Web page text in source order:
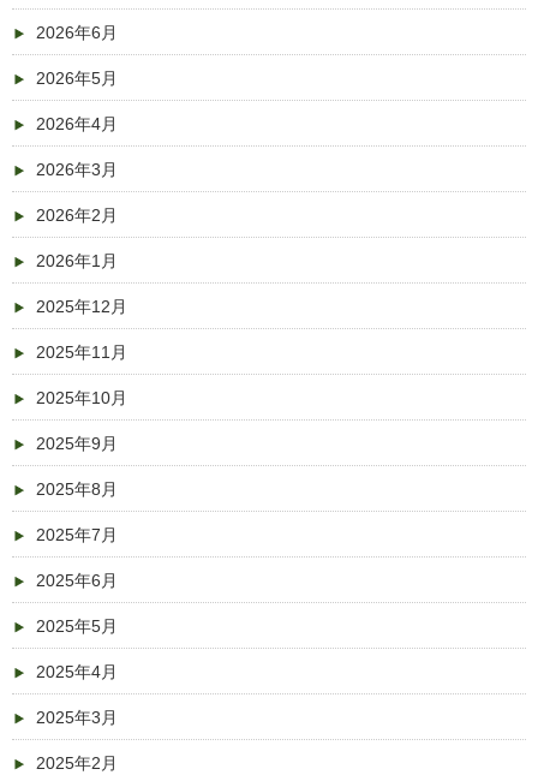
2026年6月
2026年5月
2026年4月
2026年3月
2026年2月
2026年1月
2025年12月
2025年11月
2025年10月
2025年9月
2025年8月
2025年7月
2025年6月
2025年5月
2025年4月
2025年3月
2025年2月